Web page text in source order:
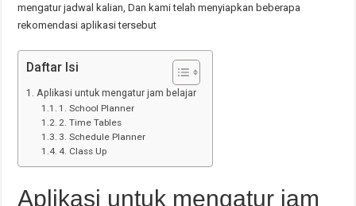
mengatur jadwal kalian, Dan kami telah menyiapkan beberapa
rekomendasi aplikasi tersebut
Daftar Isi
Aplikasi untuk mengatur jam belajar
1. School Planner
2. Time Tables
3. Schedule Planner
4. Class Up
Aplikasi untuk mengatur jam